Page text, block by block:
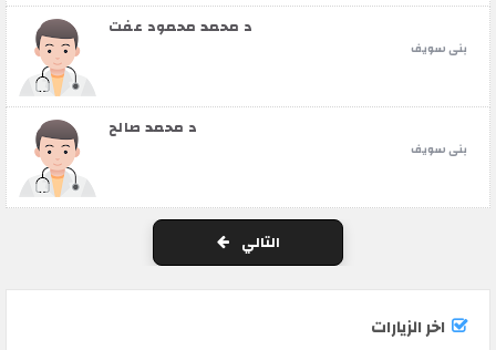
د محمد محمود عفت
بنى سويف
د محمد صالح
بنى سويف
التالي
اخر الزيارات